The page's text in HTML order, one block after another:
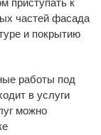
приступать к
частей фасада
и покрытию
работы под
в услуги
можно